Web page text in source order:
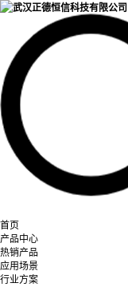
首页
产品中心
热销产品
应用场景
行业方案